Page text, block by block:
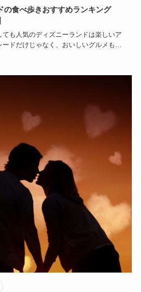
の食べ歩きおすすめランキング
も人気のディズニーランドは楽しいア
ードだけじゃなく、おいしいグルメもあ